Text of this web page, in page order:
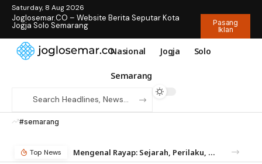
Saturday, 8 Aug 2026
Joglosemar.CO – Website Berita Seputar Kota
Jogja Solo Semarang
Pasang
Iklan
Nasional Jogja Solo
Semarang
#semarang
Top News Mengenal Rayap: Sejarah, Perilaku, dan Mengapa Anda Butuh Jasa Anti Rayap